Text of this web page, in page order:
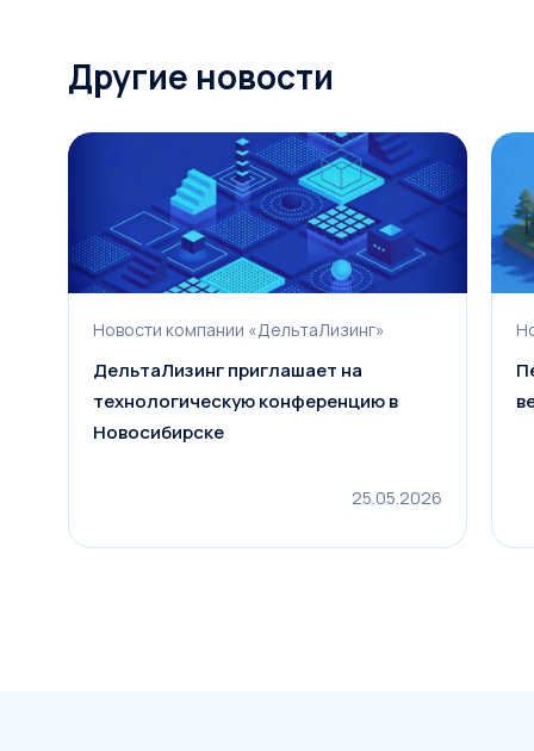
Другие новости
Новости компании «ДельтаЛизинг»
ДельтаЛизинг приглашает на
технологическую конференцию в
Новосибирске
25.05.2026